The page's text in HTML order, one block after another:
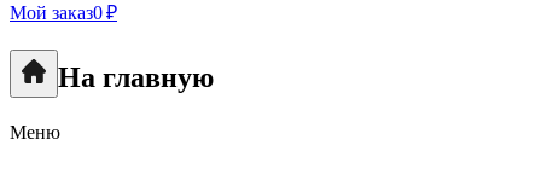
Мой заказ0 ₽
На главную
Меню